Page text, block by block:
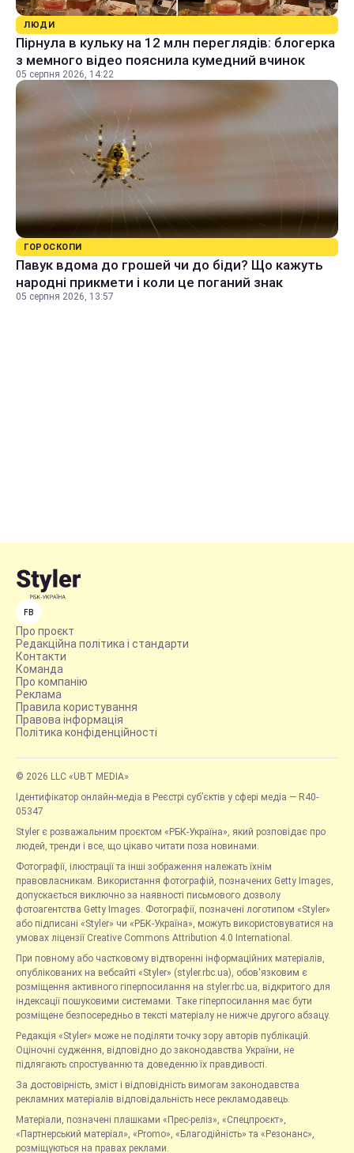
ЛЮДИ
Пірнула в кульку на 12 млн переглядів: блогерка
з мемного відео пояснила кумедний вчинок
05 серпня 2026, 14:22
ГОРОСКОПИ
Павук вдома до грошей чи до біди? Що кажуть
народні прикмети і коли це поганий знак
05 серпня 2026, 13:57
FB
Про проєкт
Редакційна політика і стандарти
Контакти
Команда
Про компанію
Реклама
Правила користування
Правова інформація
Політика конфіденційності
© 2026 LLC «UBT MEDIA»
Ідентифікатор онлайн-медіа в Реєстрі суб’єктів у сфері медіа — R40-
05347
Styler є розважальним проєктом «РБК-Україна», який розповідає про
людей, тренди і все, що цікаво читати поза новинами.
Фотографії, ілюстрації та інші зображення належать їхнім
правовласникам. Використання фотографій, позначених Getty Images,
допускається виключно за наявності письмового дозволу
фотоагентства Getty Images. Фотографії, позначені логотипом «Styler»
або підписані «Styler» чи «РБК-Україна», можуть використовуватися на
умовах ліцензії Creative Commons Attribution 4.0 International.
При повному або частковому відтворенні інформаційних матеріалів,
опублікованих на вебсайті «Styler» (styler.rbc.ua), обов'язковим є
розміщення активного гіперпосилання на styler.rbc.ua, відкритого для
індексації пошуковими системами. Таке гіперпосилання має бути
розміщене безпосередньо в тексті матеріалу не нижче другого абзацу.
Редакція «Styler» може не поділяти точку зору авторів публікацій.
Оціночні судження, відповідно до законодавства України, не
підлягають спростуванню та доведенню їх правдивості.
За достовірність, зміст і відповідність вимогам законодавства
рекламних матеріалів відповідальність несе рекламодавець.
Матеріали, позначені плашками «Прес-реліз», «Спецпроєкт»,
«Партнерський матеріал», «Promo», «Благодійність» та «Резонанс»,
розміщуються на правах реклами.